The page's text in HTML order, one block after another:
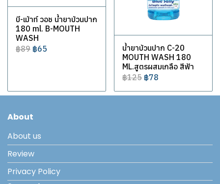
บี-เม้าท์ วอช น้ำยาบ้วนปาก
180 ml. B-MOUTH
WASH
฿89 ฿65
น้ำยาบ้วนปาก C-20
MOUTH WASH 180
ML.สูตรผสมเกลือ สีฟ้า
฿125 ฿78
About
About us
Review
Privacy Policy